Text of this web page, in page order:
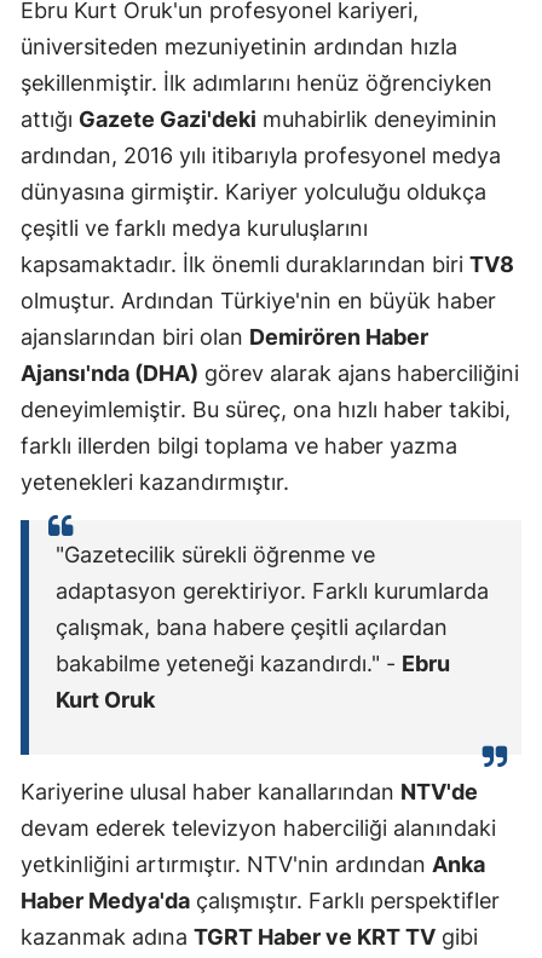
Ebru Kurt Oruk'un profesyonel kariyeri,
üniversiteden mezuniyetinin ardından hızla
şekillenmiştir. İlk adımlarını henüz öğrenciyken
attığı Gazete Gazi'deki muhabirlik deneyiminin
ardından, 2016 yılı itibarıyla profesyonel medya
dünyasına girmiştir. Kariyer yolculuğu oldukça
çeşitli ve farklı medya kuruluşlarını
kapsamaktadır. İlk önemli duraklarından biri TV8
olmuştur. Ardından Türkiye'nin en büyük haber
ajanslarından biri olan Demirören Haber
Ajansı'nda (DHA) görev alarak ajans haberciliğini
deneyimlemiştir. Bu süreç, ona hızlı haber takibi,
farklı illerden bilgi toplama ve haber yazma
yetenekleri kazandırmıştır.
"Gazetecilik sürekli öğrenme ve
adaptasyon gerektiriyor. Farklı kurumlarda
çalışmak, bana habere çeşitli açılardan
bakabilme yeteneği kazandırdı." - Ebru
Kurt Oruk
Kariyerine ulusal haber kanallarından NTV'de
devam ederek televizyon haberciliği alanındaki
yetkinliğini artırmıştır. NTV'nin ardından Anka
Haber Medya'da çalışmıştır. Farklı perspektifler
kazanmak adına TGRT Haber ve KRT TV gibi